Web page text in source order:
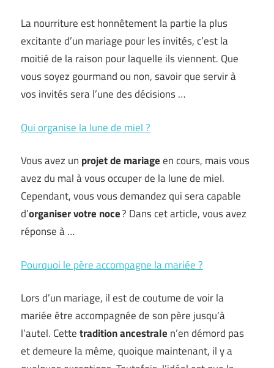
La nourriture est honnêtement la partie la plus
excitante d’un mariage pour les invités, c’est la
moitié de la raison pour laquelle ils viennent. Que
vous soyez gourmand ou non, savoir que servir à
vos invités sera l’une des décisions …
Qui organise la lune de miel ?
Vous avez un projet de mariageen cours, mais vous
avez du mal à vous occuper de la lune de miel.
Cependant, vous vous demandez qui sera capable
d’organiser votre noce? Dans cet article, vous avez
réponse à …
Pourquoi le père accompagne la mariée ?
Lors d’un mariage, il est de coutume de voir la
mariée être accompagnée de son père jusqu’à
l’autel. Cettetradition ancestrale n’en démord pas
et demeure la même, quoique maintenant, il y a